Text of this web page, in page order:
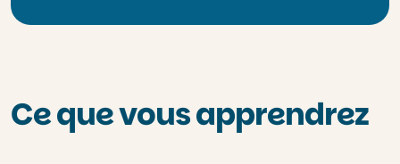
Ce que vous apprendrez